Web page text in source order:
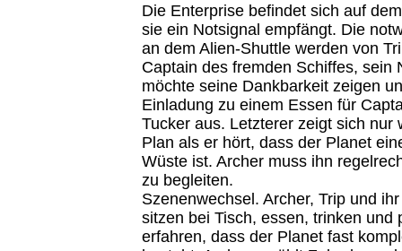
Die Enterprise befindet sich auf
sie ein Notsignal empfängt. Die
an dem Alien-Shuttle werden von
Captain des fremden Schiffes, sein
möchte seine Dankbarkeit zeigen
Einladung zu einem Essen für
Tucker aus. Letzterer zeigt sich nur
Plan als er hört, dass der Planet
Wüste ist. Archer muss ihn
zu begleiten.
Szenenwechsel. Archer, Trip und
sitzen bei Tisch, essen, trinken und
erfahren, dass der Planet fast